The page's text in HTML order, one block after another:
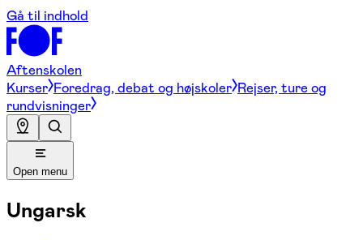
Gå til indhold
Aftenskolen
Kurser Foredrag, debat og højskoler Rejser, ture og
rundvisninger
Open menu
Ungarsk